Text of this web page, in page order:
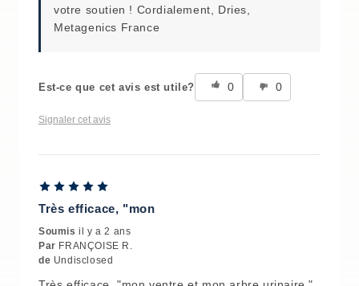
votre soutien ! Cordialement, Dries,
Metagenics France
Est-ce que cet avis est utile? 0 0
Signaler cet avis
Très efficace, "mon
Soumisil y a 2 ans
Par FRANÇOISE R.
de Undisclosed